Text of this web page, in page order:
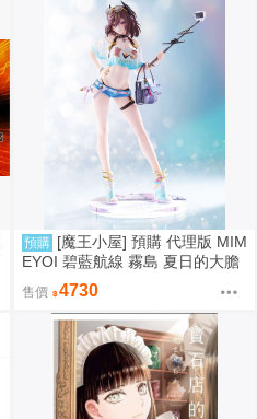
預購 [魔王小屋] 預購 代理版 MIM
EYOI 碧藍航線 霧島 夏日的大膽
嘗試 TF edition
售價 4730